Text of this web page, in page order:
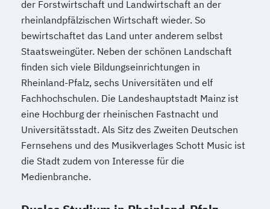
der Forstwirtschaft und Landwirtschaft an der
rheinlandpfälzischen Wirtschaft wieder. So
bewirtschaftet das Land unter anderem selbst
Staatsweingüter. Neben der schönen Landschaft
finden sich viele Bildungseinrichtungen in
Rheinland-Pfalz, sechs Universitäten und elf
Fachhochschulen. Die Landeshauptstadt Mainz ist
eine Hochburg der rheinischen Fastnacht und
Universitätsstadt. Als Sitz des Zweiten Deutschen
Fernsehens und des Musikverlages Schott Music ist
die Stadt zudem von Interesse für die
Medienbranche.